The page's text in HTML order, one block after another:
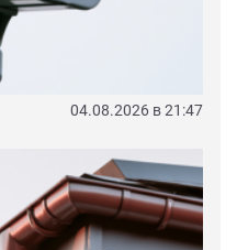
04.08.2026 в 21:47